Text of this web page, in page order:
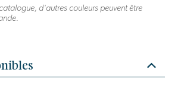
d'autres couleurs peuvent être